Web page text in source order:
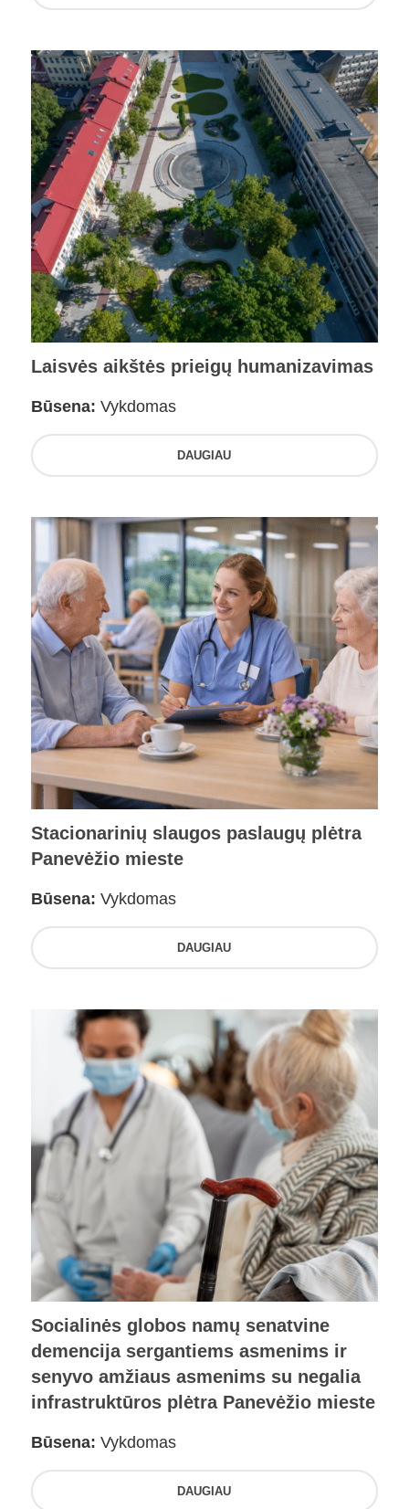
Laisvės aikštės prieigų humanizavimas
Būsena: Vykdomas
DAUGIAU
Stacionarinių slaugos paslaugų plėtra
Panevėžio mieste
Būsena: Vykdomas
DAUGIAU
Socialinės globos namų senatvine
demencija sergantiems asmenims ir
senyvo amžiaus asmenims su negalia
infrastruktūros plėtra Panevėžio mieste
Būsena: Vykdomas
DAUGIAU